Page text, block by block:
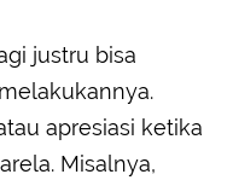
justru bisa
apresiasi ketika
Misalnya,